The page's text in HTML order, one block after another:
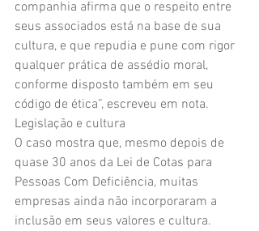
companhia afirma que o respeito entre
seus associados está na base de sua
cultura, e que repudia e pune com rigor
qualquer prática de assédio moral,
conforme disposto também em seu
código de ética”, escreveu em nota.
Legislação e cultura
O caso mostra que, mesmo depois de
quase 30 anos da Lei de Cotas para
Pessoas Com Deficiência, muitas
empresas ainda não incorporaram a
inclusão em seus valores e cultura.